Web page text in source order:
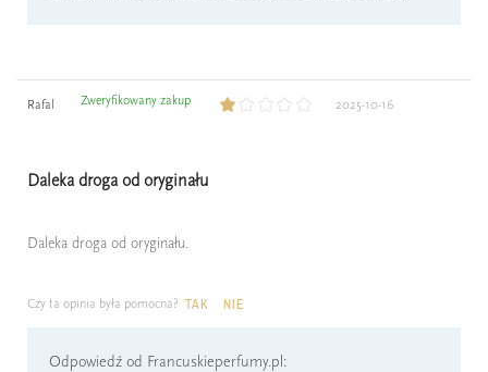
Rafal Zweryfikowany zakup 2025-10-16
Daleka droga od oryginału
Daleka droga od oryginału.
Czy ta opinia była pomocna? TAK NIE
Odpowiedź od Francuskieperfumy.pl: